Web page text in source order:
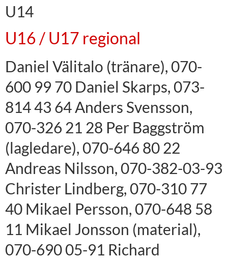
U14
U16 / U17 regional
Daniel Välitalo (tränare), 070-
600 99 70 Daniel Skarps, 073-
814 43 64 Anders Svensson,
070-326 21 28 Per Baggström
(lagledare), 070-646 80 22
Andreas Nilsson, 070-382-03-93
Christer Lindberg, 070-310 77
40 Mikael Persson, 070-648 58
11 Mikael Jonsson (material),
070-690 05-91 Richard